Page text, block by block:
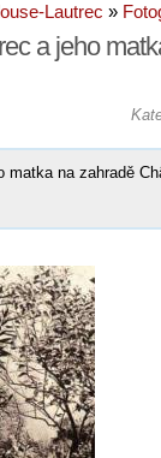
Lautrec »
a jeho
matka na zahradě